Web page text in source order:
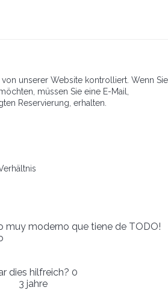
unserer Website kontrolliert. Wenn Sie
müssen Sie eine E-Mail,
Reservierung, erhalten.
muy moderno que tiene de TODO!
dies hilfreich? 0
3 jahre